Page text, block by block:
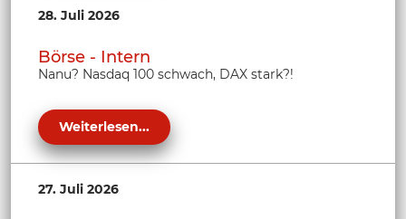
28. Juli 2026
Börse - Intern
Nanu? Nasdaq 100 schwach, DAX stark?!
Weiterlesen...
27. Juli 2026